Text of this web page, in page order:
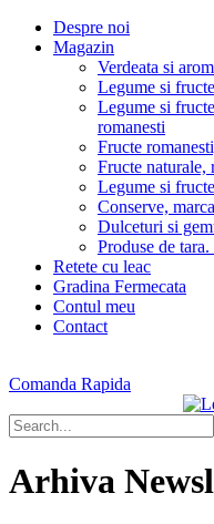
Despre noi
Magazin
Verdeata si
Legume si
Legume si
romanesti
Fructe
Fructe naturale,
Legume si
Conserve,
Dulceturi si
Produse de
Retete cu leac
Gradina Fermecata
Contul meu
Contact
Comanda Rapida
Arhiva